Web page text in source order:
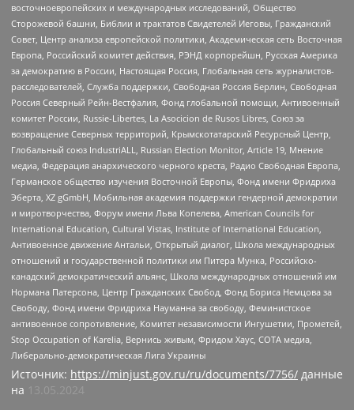
восточноевропейских и международных исследований, Общество
Сторожевой башни, Библии и трактатов Свидетелей Иеговы, Гражданский
Совет, Центр анализа европейской политики, Академическая сеть Восточная
Европа, Российский комитет действия, РЭНД корпорейшн, Русская Америка
за демократию в России, Настоящая Россия, Глобальная сеть журналистов-
расследователей, Служба поддержки, Свободная Россия Берлин, Свободная
Россия Северный Рейн-Вестфалия, Фонд глобальной помощи, Антивоенный
комитет России, Russie-Libertes, La Asocicion de Rusos Libres, Союз за
возвращение Северных территорий, Крымскотатарский Ресурсный Центр,
Глобальный союз IndustriALL, Russian Election Monitor, Article 19, Мнение
медиа, Федерация анархического черного креста, Радио Свободная Европа,
Германское общество изучения Восточной Европы, Фонд имени Фридриха
Эберта, XZ gGmbH, Мобильная академия поддержки гендерной демократии
и миротворчества, Форум имени Льва Копелева, American Councils for
International Education, Cultural Vistas, Institute of International Education,
Антивоенное движение Антальи, Открытый диалог, Школа международных
отношений и государственной политики им Питера Мунка, Российско-
канадский демократический альянс, Школа международных отношений им
Нормана Патерсона, Центр Гражданских Свобод, Фонд Бориса Немцова за
Свободу, Фонд имени Фридриха Науманна за свободу, Феминистское
антивоенное сопротивление, Комитет независимости Ингушетии, Прометей,
Stop Occupation of Karelia, Вернись живым, Фридом Хаус, СОТА медиа,
Либерально-демократическая Лига Украины
Источник: https://minjust.gov.ru/ru/documents/7756/ данные
на
13.05.2024